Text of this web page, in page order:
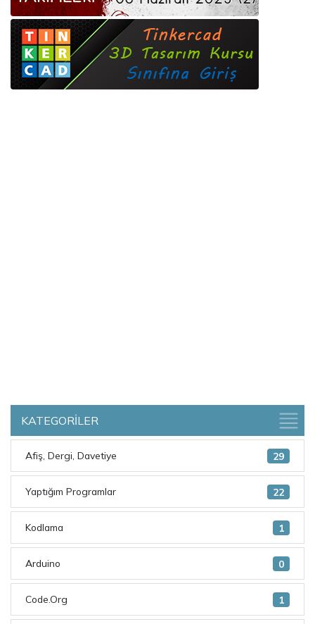
KATEGORİLER
29
Afiş, Dergi, Davetiye
22
Yaptığım Programlar
1
Kodlama
0
Arduino
1
Code.Org